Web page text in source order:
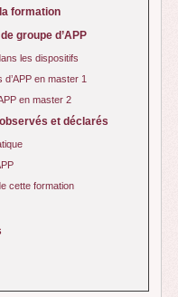
formation
groupe d’APP
les dispositifs
en master 1
en master 2
et déclarés
cette formation